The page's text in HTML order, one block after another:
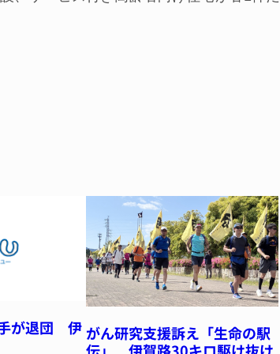
が退団 伊 がん研究支援訴え「生命の駅
伝」 伊賀路30キロ駆け抜け